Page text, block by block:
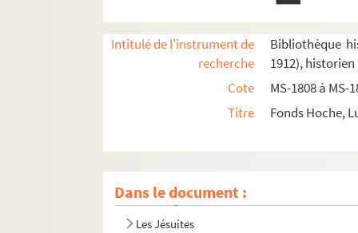
Intitulé de l'instrument de
recherche
Bibliothèque
1912), historien
Cote
MS-1808 à MS-
Titre
Fonds Hoche,
Dans le document :
Épreuve de "Paris occidental" corrigée par
Bibliographie préparée pour "Paris
Le Faubourg Saint-Honoré, les Champs-
Paris gallo-romain
L'Université. Les collèges
Les évêques de Paris
Les Jésuites